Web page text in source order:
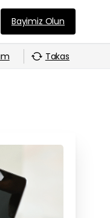
Bayimiz Olun
Takas